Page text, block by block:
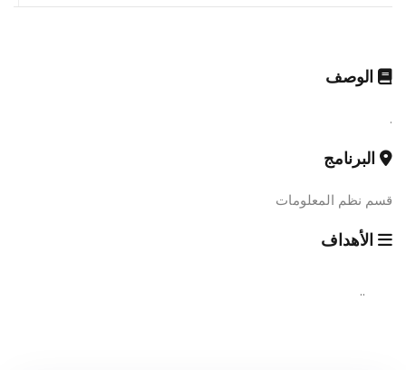
الوصف
.
البرنامج
قسم نظم المعلومات
الأهداف
..